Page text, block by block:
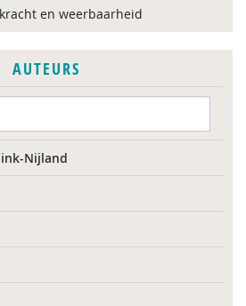
en weerbaarheid
AUTEURS
Nijland